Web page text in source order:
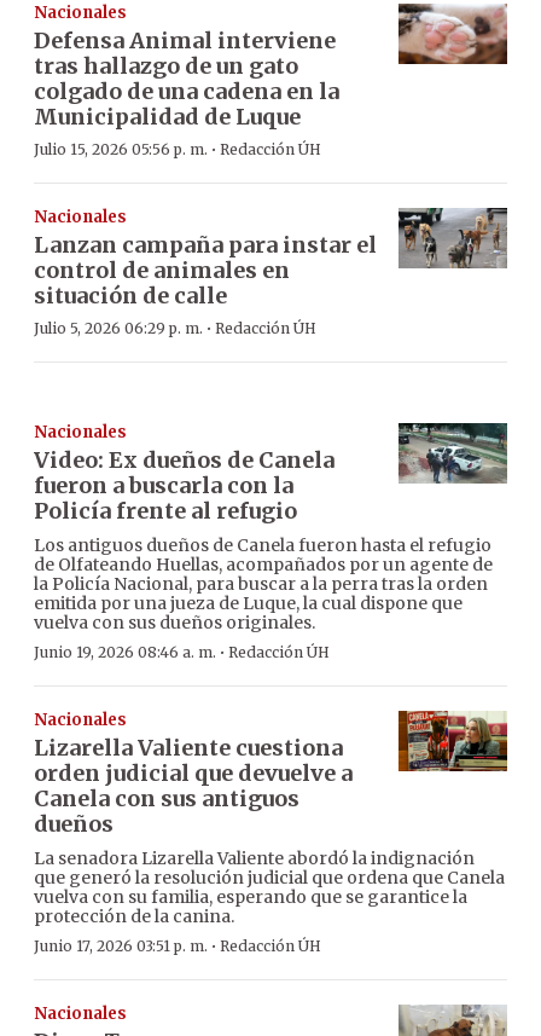
Nacionales
Defensa Animal interviene
tras hallazgo de un gato
colgado de una cadena en la
Municipalidad de Luque
Julio 15, 2026 05:56 p. m. · Redacción ÚH
Nacionales
Lanzan campaña para instar el
control de animales en
situación de calle
Julio 5, 2026 06:29 p. m. · Redacción ÚH
Nacionales
Video: Ex dueños de Canela
fueron a buscarla con la
Policía frente al refugio
Los antiguos dueños de Canela fueron hasta el refugio
de Olfateando Huellas, acompañados por un agente de
la Policía Nacional, para buscar a la perra tras la orden
emitida por una jueza de Luque, la cual dispone que
vuelva con sus dueños originales.
Junio 19, 2026 08:46 a. m. · Redacción ÚH
Nacionales
Lizarella Valiente cuestiona
orden judicial que devuelve a
Canela con sus antiguos
dueños
La senadora Lizarella Valiente abordó la indignación
que generó la resolución judicial que ordena que Canela
vuelva con su familia, esperando que se garantice la
protección de la canina.
Junio 17, 2026 03:51 p. m. · Redacción ÚH
Nacionales